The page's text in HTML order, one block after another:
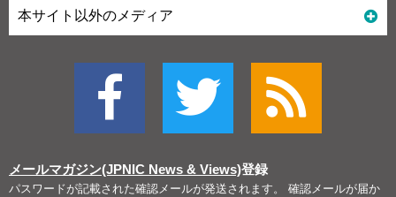
本サイト以外のメディア
メールマガジン(JPNIC News & Views)登録
パスワードが記載された確認メールが発送されます。 確認メールが届か